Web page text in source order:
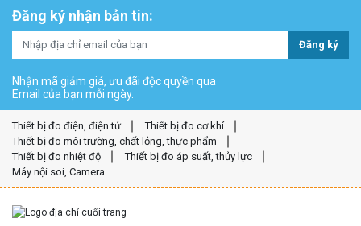
Đăng ký nhận bản tin:
Đăng ký
Nhận mã giảm giá, ưu đãi độc quyền qua
Email của bạn mỗi ngày.
Thiết bị đo điện, điện tử
Thiết bị đo cơ khí
Thiết bị đo môi trường, chất lỏng, thực phẩm
Thiết bị đo nhiệt độ
Thiết bị đo áp suất, thủy lực
Máy nội soi, Camera